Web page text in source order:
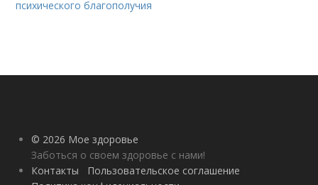
психического благополучия
© 2026 Мое здоровье
Заботься о своем здоровье с нами!
Контакты
Пользовательское соглашение